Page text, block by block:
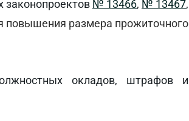
законопроектов № 13466, № 13467,
повышения размера прожиточного
окладов, штрафов и